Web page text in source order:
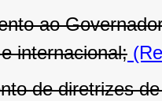
ao
internacional;
de diretrizes